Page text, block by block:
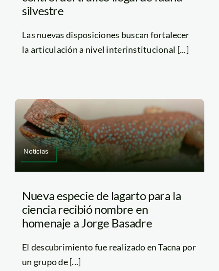
silvestre
Las nuevas disposiciones buscan fortalecer
la articulación a nivel interinstitucional [...]
Noticias
Nueva especie de lagarto para la
ciencia recibió nombre en
homenaje a Jorge Basadre
El descubrimiento fue realizado en Tacna por
un grupo de [...]